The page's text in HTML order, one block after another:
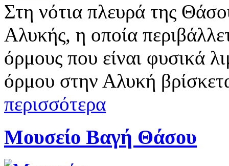
Στη νότια πλευρά της
Αλυκής, η οποία
όρμους που είναι φυσικά
όρμου στην Αλυκή
περισσότερα
Μουσείο Βαγή Θάσου